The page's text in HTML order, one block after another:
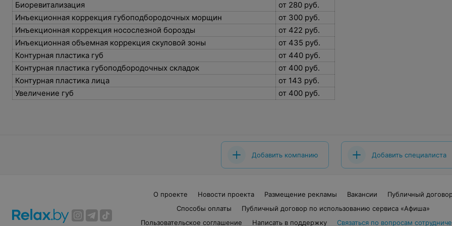
Биоревитализация
от 280 руб.
Инъекционная коррекция губоподбородочных морщин
от 300 руб.
Инъекционная коррекция носослезной борозды
от 422 руб.
Инъекционная объемная коррекция скуловой зоны
от 435 руб.
Контурная пластика губ
от 440 руб.
Контурная пластика губоподбородочных складок
от 400 руб.
Контурная пластика лица
от 143 руб.
Увеличение губ
от 400 руб.
Добавить компанию Добавить специалиста
О проекте Новости проекта Размещение рекламы Вакансии
Публичный
Способы оплаты
Публичный договор по использованию сервиса «Афиша»
Пользовательское соглашение
Написать в поддержку Связаться по вопросам